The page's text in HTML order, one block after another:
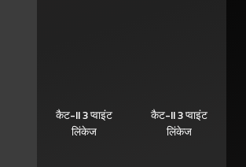
कैट-II 3 प्वाइंट
लिंकेज
कैट-II 3 प्वाइंट
लिंकेज